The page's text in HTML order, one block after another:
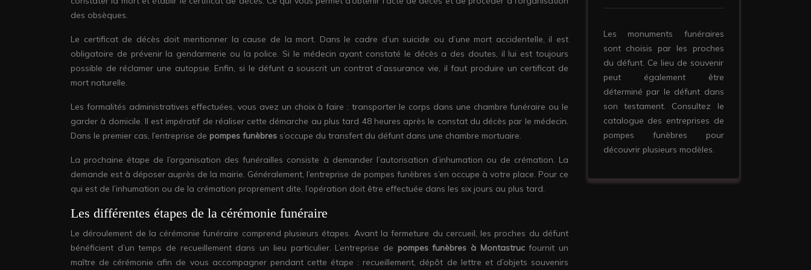
des obsèques.
Le certificat de décès doit mentionner la cause de la mort. Dans le cadre d’un suicide ou d’une mort accidentelle, il est
obligatoire de prévenir la gendarmerie ou la police. Si le médecin ayant constaté le décès a des doutes, il lui est toujours
possible de réclamer une autopsie. Enfin, si le défunt a souscrit un contrat d’assurance vie, il faut produire un certificat de
mort naturelle.
Les formalités administratives effectuées, vous avez un choix à faire : transporter le corps dans une chambre funéraire ou le
garder à domicile. Il est impératif de réaliser cette démarche au plus tard 48 heures après le constat du décès par le médecin.
Dans le premier cas, l’entreprise de pompes funèbres s’occupe du transfert du défunt dans une chambre mortuaire.
La prochaine étape de l’organisation des funérailles consiste à demander l’autorisation d’inhumation ou de crémation. La
demande est à déposer auprès de la mairie. Généralement, l’entreprise de pompes funèbres s’en occupe à votre place. Pour ce
qui est de l’inhumation ou de la crémation proprement dite, l’opération doit être effectuée dans les six jours au plus tard.
Les différentes étapes de la cérémonie funéraire
Le déroulement de la cérémonie funéraire comprend plusieurs étapes. Avant la fermeture du cercueil, les proches du défunt
bénéficient d’un temps de recueillement dans un lieu particulier. L’entreprise de pompes funèbres à Montastrucfournit un
maître de cérémonie afin de vous accompagner pendant cette étape : recueillement, dépôt de lettre et d’objets souvenirs
Les monuments funéraires
sont choisis par les proches
du défunt. Ce lieu de souvenir
peut également être
déterminé par le défunt dans
son testament. Consultez le
catalogue des entreprises de
pompes funèbres pour
découvrir plusieurs modèles.